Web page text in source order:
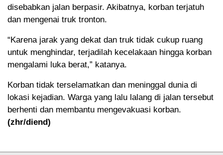
disebabkan jalan berpasir. Akibatnya, korban terjatuh
dan mengenai truk tronton.
“Karena jarak yang dekat dan truk tidak cukup ruang
untuk menghindar, terjadilah kecelakaan hingga korban
mengalami luka berat,” katanya.
Korban tidak terselamatkan dan meninggal dunia di
lokasi kejadian. Warga yang lalu lalang di jalan tersebut
berhenti dan membantu mengevakuasi korban.
(zhr/diend)